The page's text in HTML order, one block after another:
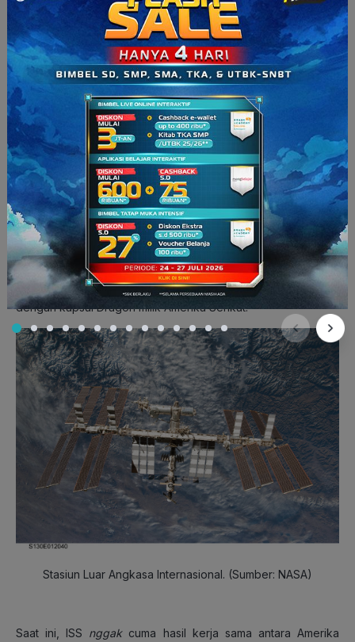
Kini
Era Stasiun Luar Angkasa
Teknologi luar angkasa pasca perang dingin terlihat dalam
pembentukan Stasiun Luar Angkasa Internasional (ISS) oleh
Amerika Serikat dan Rusia pada 20 November 1998. ISS yang
merupakan sebuah laboratorium penelitian yang ditempatkan
di orbit rendah bumi itu menjadi simbol kerja sama dalam
eksplorasi luar angkasa antara dua negara besar yang dulu
bersaing.
ISS merupakan satelit terbesar buatan manusia. Ia dihuni oleh
tiga sampai enam astronaut yang bergantian pergi-pulang
selama enam bulan sekali sejak November 2000. Untuk
menuju ISS, manusia menggunakan teknologi kapsul antariksa
bernama Soyuz buatan Rusia, sementara logistiknya diangkut
dengan kapsul Dragon milik Amerika Serikat.
Stasiun Luar Angkasa Internasional. (Sumber: NASA)
Saat ini, ISS nggakcuma hasil kerja sama antara Amerika